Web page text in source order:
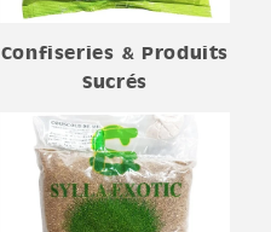
Confiseries & Produits
Sucrés